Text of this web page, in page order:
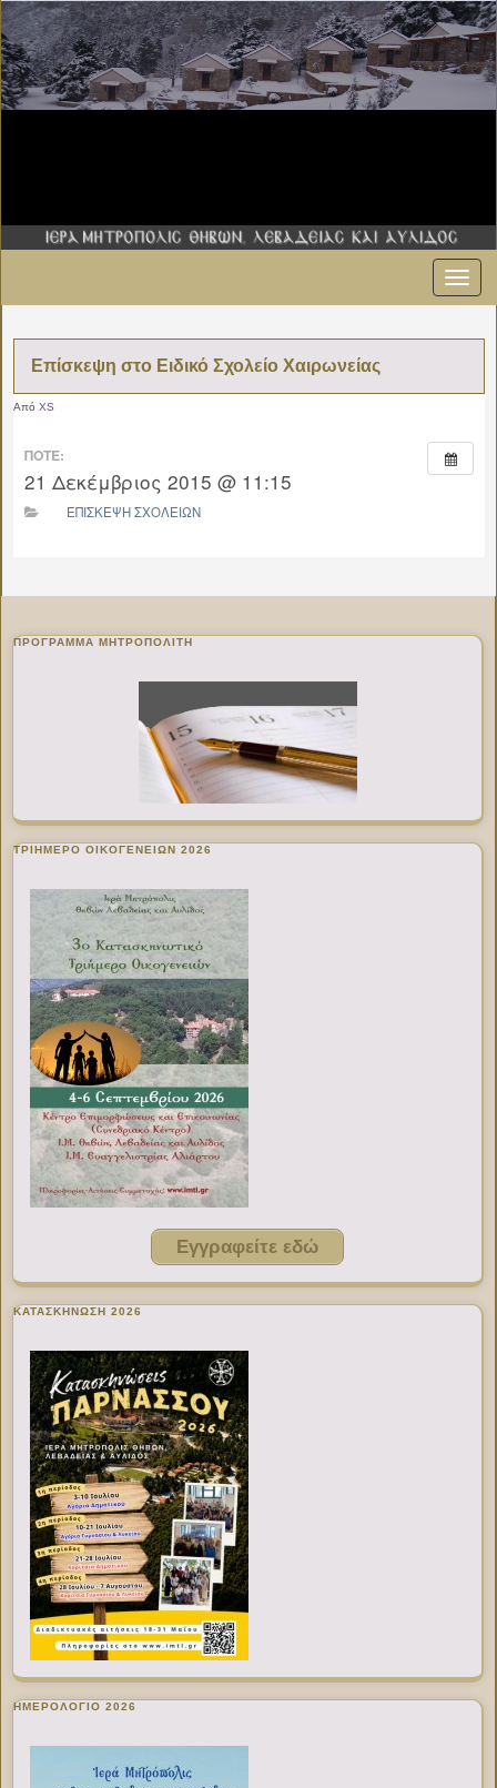
Επίσκεψη στο Ειδικό Σχολείο Χαιρωνείας
Από XS
ΠΌΤΕ:
21 Δεκέμβριος 2015 @ 11:15
ΕΠΙΣΚΕΨΗ ΣΧΟΛΕΙΩΝ
ΠΡΌΓΡΑΜΜΑ ΜΗΤΡΟΠΟΛΊΤΗ
ΤΡΙΗΜΕΡΟ ΟΙΚΟΓΕΝΕΙΩΝ 2026
Εγγραφείτε εδώ
ΚΑΤΑΣΚΗΝΩΣΗ 2026
ΗΜΕΡΟΛΟΓΙΟ 2026